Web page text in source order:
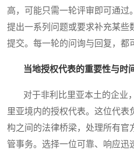
高，可能只需一轮评审即可通过
提出一系列问题或要求补充某些
提交。每一轮的问询与回复，都
当地授权代表的重要性与时
对于非利比里亚本土的企业
里亚境内的授权代表。这位代表
构之间的法律桥梁，处理所有官
管事务。选择一位可靠、响应迅